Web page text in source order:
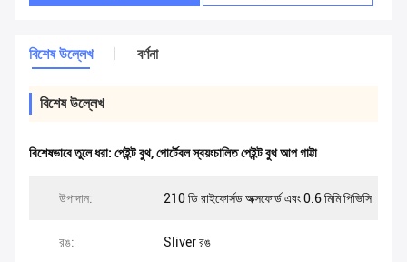
বিশেষ উল্লেখ বর্ণনা
বিশেষ উল্লেখ
বিশেষভাবে তুলে ধরা: পেইন্ট বুথ,পোর্টেবল স্বয়ংচালিত পেইন্ট বুথ আপ গাট্টা
উপাদান: 210 ডি রাইফোর্সড অক্সফোর্ড এবং 0.6 মিমি পিভিসি
রঙ: Sliver রঙ